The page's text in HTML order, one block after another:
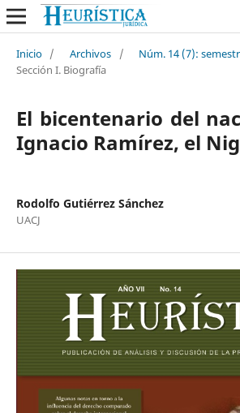
Inicio / Archivos / Núm. 14 (7):
Sección I. Biografía
El bicentenario del
Ignacio Ramírez, el
Rodolfo Gutiérrez Sánchez
UACJ